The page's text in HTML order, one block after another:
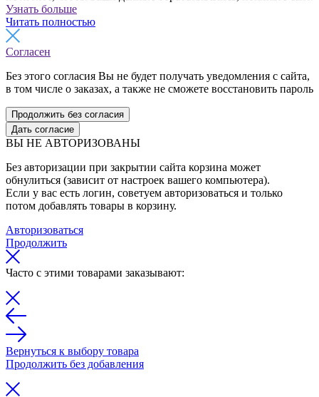
Узнать больше
Читать полностью
Согласен
Без этого согласия Вы не будет получать уведомления с сайта,
в том числе о заказах, а также не сможете восстановить пароль
Продолжить без согласия
Дать согласие
ВЫ НЕ АВТОРИЗОВАНЫ
Без авторизации при закрытии сайта корзина может
обнулиться (зависит от настроек вашего компьютера).
Если у вас есть логин, советуем авторизоваться и только
потом добавлять товары в корзину.
Авторизоваться
Продолжить
Часто с этими товарами заказывают:
Вернуться к выбору товара
Продолжить без добавления